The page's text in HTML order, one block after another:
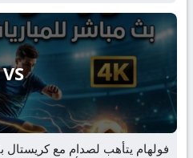
VS
فولهام يتأهب لصدام مع كريستال